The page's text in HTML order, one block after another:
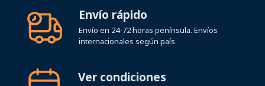
Envío rápido
Envío en 24-72 horas península. Envíos
internacionales según país
Ver condiciones